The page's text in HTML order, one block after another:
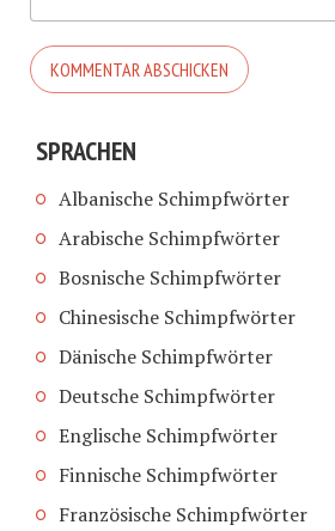
SPRACHEN
Albanische Schimpfwörter
Arabische Schimpfwörter
Bosnische Schimpfwörter
Chinesische Schimpfwörter
Dänische Schimpfwörter
Deutsche Schimpfwörter
Englische Schimpfwörter
Finnische Schimpfwörter
Französische Schimpfwörter